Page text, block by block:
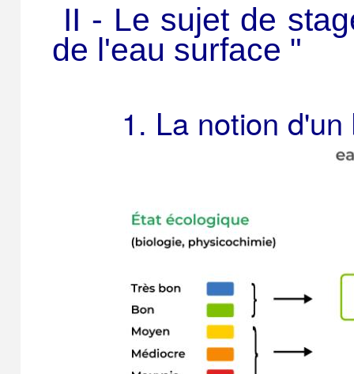
II - Le sujet de
de l'eau surface "
1. La notion d'un